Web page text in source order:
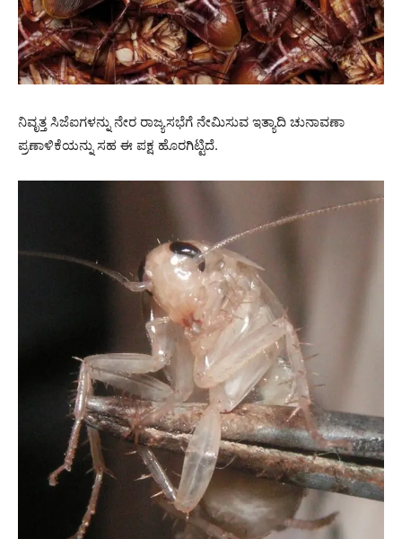
ನಿವೃತ್ತ ಸಿಜೆಐಗಳನ್ನು ನೇರ ರಾಜ್ಯಸಭೆಗೆ ನೇಮಿಸುವ ಇತ್ಯಾದಿ ಚುನಾವಣಾ
ಪ್ರಣಾಳಿಕೆಯನ್ನು ಸಹ ಈ ಪಕ್ಷ ಹೊರಗಿಟ್ಟಿದೆ.